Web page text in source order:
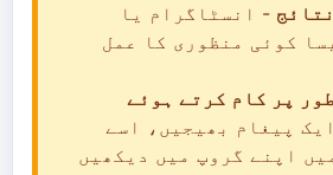
- انسٹاگرام یا
کوئی منظوری کا عمل
پر کام کرتے ہوئے
پیغام بھیجیں، اسے
اپنے گروپ میں دیکھیں